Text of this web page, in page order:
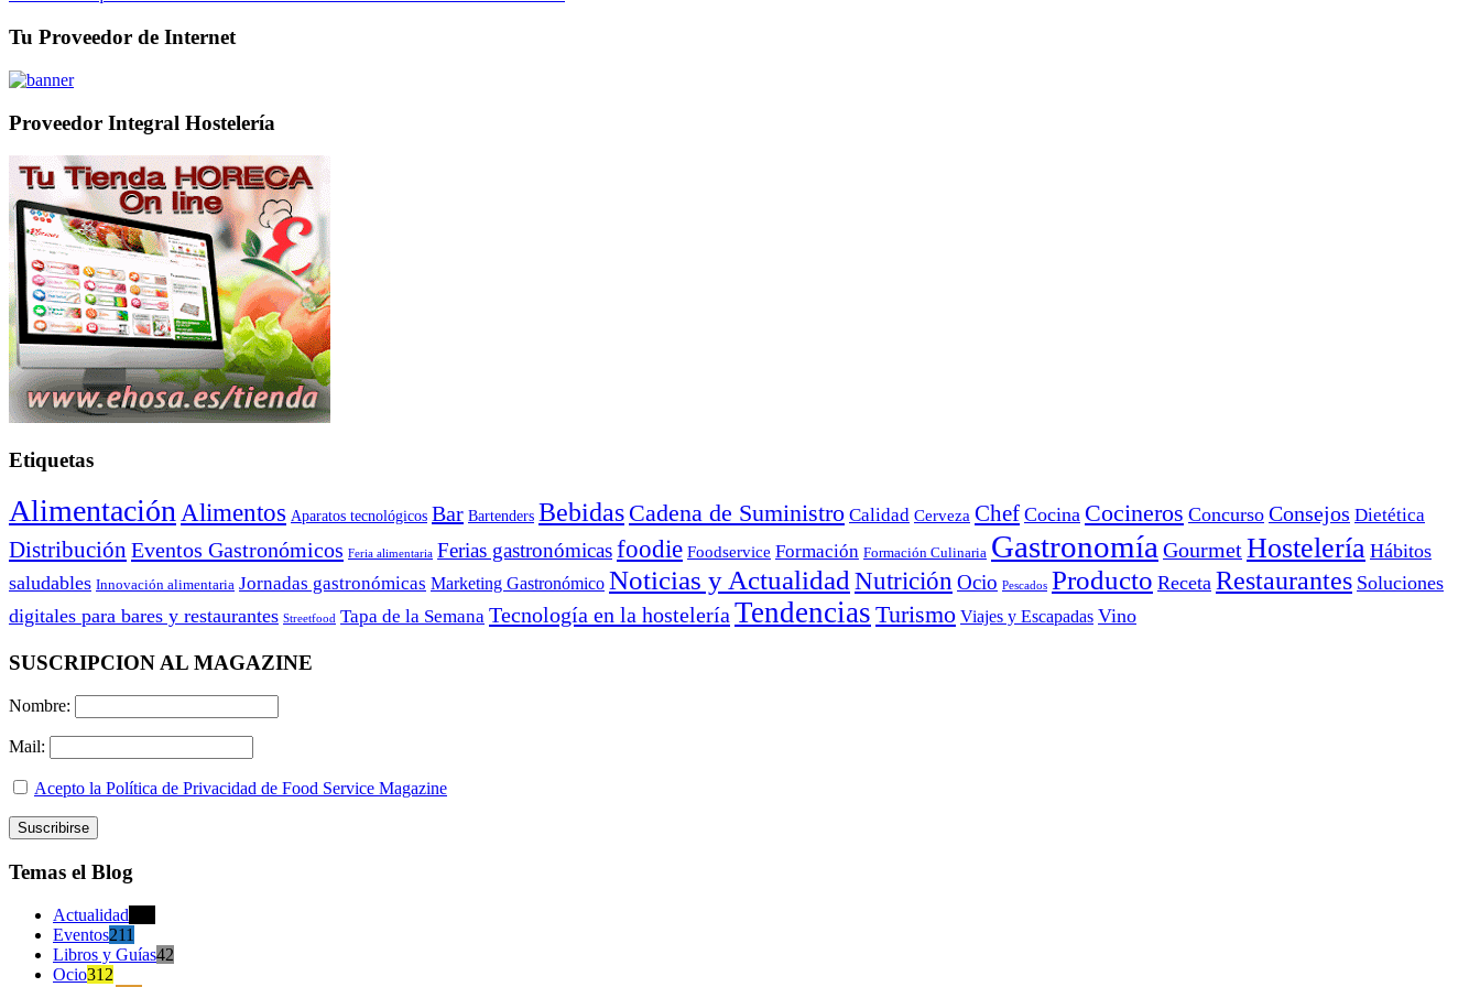
Tu Proveedor de Internet
Proveedor Integral Hostelería
Etiquetas
Alimentación Alimentos Aparatos tecnológicos Bar Bartenders Bebidas Cadena de Suministro Calidad Cerveza Chef Cocina Cocineros Concurso Consejos Dietética
Distribución Eventos Gastronómicos Feria alimentaria Ferias gastronómicasfoodie Foodservice Formación Formación Culinaria Gastronomía GourmetHostelería Hábitos
saludables Innovación alimentaria Jornadas gastronómicas Marketing Gastronómico Noticias y Actualidad Nutrición Ocio Pescados Producto Receta Restaurantes Soluciones
digitales para bares y restaurantes Streetfood Tapa de la Semana Tecnología en la hostelería Tendencias Turismo Viajes y Escapadas Vino
SUSCRIPCION AL MAGAZINE
Nombre:
Mail:
Acepto la Política de Privacidad de Food Service Magazine
Temas el Blog
Actualidad
Eventos211
Libros y Guías42
Ocio312